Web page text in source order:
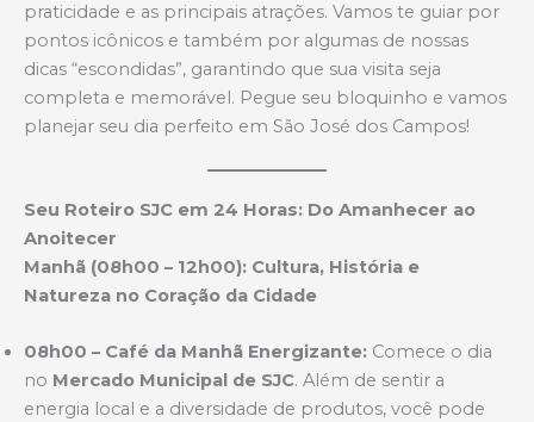
praticidade e as principais atrações. Vamos te guiar por
pontos icônicos e também por algumas de nossas
dicas “escondidas”, garantindo que sua visita seja
completa e memorável. Pegue seu bloquinho e vamos
planejar seu dia perfeito em São José dos Campos!
Seu Roteiro SJC em 24 Horas: Do Amanhecer ao
Anoitecer
Manhã (08h00 – 12h00): Cultura, História e
Natureza no Coração da Cidade
08h00 – Café da Manhã Energizante: Comece o dia
no Mercado Municipal de SJC. Além de sentir a
energia local e a diversidade de produtos, você pode